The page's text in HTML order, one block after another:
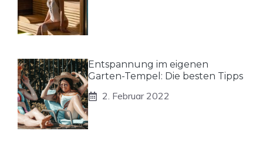
Entspannung im eigenen
Garten-Tempel: Die besten Tipps
2. Februar 2022